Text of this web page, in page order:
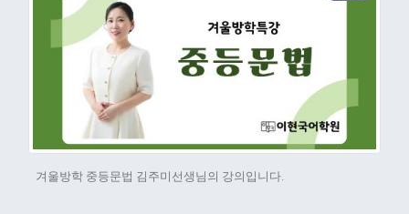
겨울방학 중등문법 김주미선생님의 강의입니다.